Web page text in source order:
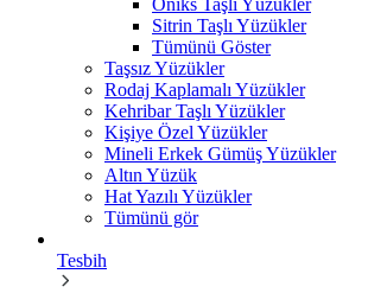
Oniks Taşlı Yüzükler
Sitrin Taşlı Yüzükler
Tümünü Göster
Taşsız Yüzükler
Rodaj Kaplamalı Yüzükler
Kehribar Taşlı Yüzükler
Kişiye Özel Yüzükler
Mineli Erkek Gümüş Yüzükler
Altın Yüzük
Hat Yazılı Yüzükler
Tümünü gör
Tesbih